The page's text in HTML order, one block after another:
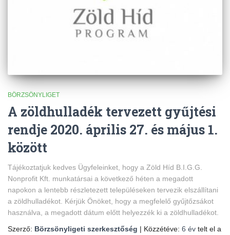
BÖRZSÖNYLIGET
A zöldhulladék tervezett gyűjtési
rendje 2020. április 27. és május 1.
között
Tájékoztatjuk kedves Ügyfeleinket, hogy a Zöld Híd B.I.G.G.
Nonprofit Kft. munkatársai a következő héten a megadott
napokon a lentebb részletezett településeken tervezik elszállítani
a zöldhulladékot. Kérjük Önöket, hogy a megfelelő gyűjtőzsákot
használva, a megadott dátum előtt helyezzék ki a zöldhulladékot.
Szerző: Börzsönyligeti szerkesztőség | Közzétéve: 6 év telt el a